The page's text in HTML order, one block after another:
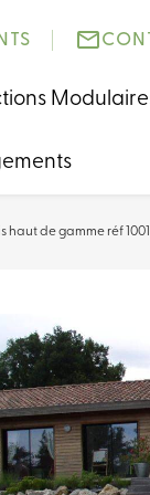
mail_outline
haut de gamme réf